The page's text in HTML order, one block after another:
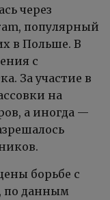
через
популярный
в Польше. В
с
За участие в
на
а иногда —
борьбе с
по данным